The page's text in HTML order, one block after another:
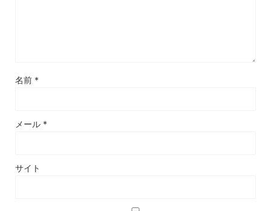
名前 *
メール *
サイト